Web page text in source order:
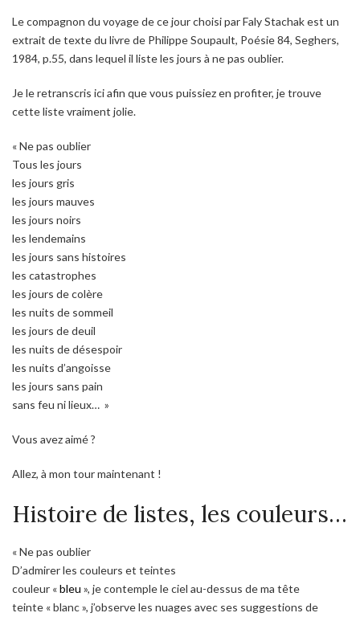
Le compagnon du voyage de ce jour choisi par Faly Stachak est un
extrait de texte du livre de Philippe Soupault, Poésie 84, Seghers,
1984, p.55, dans lequel il liste les jours à ne pas oublier.
Je le retranscris ici afin que vous puissiez en profiter, je trouve
cette liste vraiment jolie.
« Ne pas oublier
Tous les jours
les jours gris
les jours mauves
les jours noirs
les lendemains
les jours sans histoires
les catastrophes
les jours de colère
les nuits de sommeil
les jours de deuil
les nuits de désespoir
les nuits d’angoisse
les jours sans pain
sans feu ni lieux… »
Vous avez aimé ?
Allez, à mon tour maintenant !
Histoire de listes, les couleurs…
« Ne pas oublier
D’admirer les couleurs et teintes
couleur «bleu », je contemple le ciel au-dessus de ma tête
teinte « blanc », j’observe les nuages avec ses suggestions de